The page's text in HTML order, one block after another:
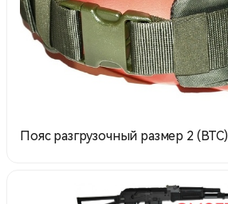
Пояс разгрузочный размер 2 (ВТС)